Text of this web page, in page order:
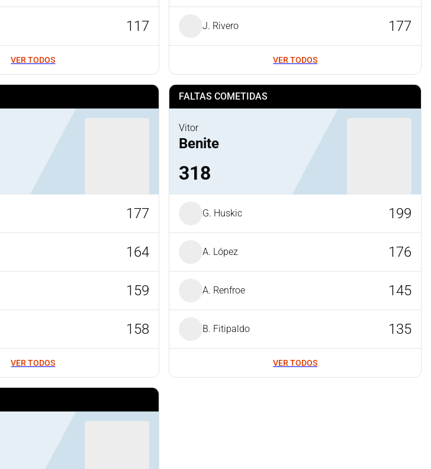
117
VER TODOS
J. Rivero 177
VER TODOS
177
164
159
158
VER TODOS
FALTAS COMETIDAS
Vitor
Benite
318
G. Huskic 199
A. López 176
A. Renfroe 145
B. Fitipaldo 135
VER TODOS